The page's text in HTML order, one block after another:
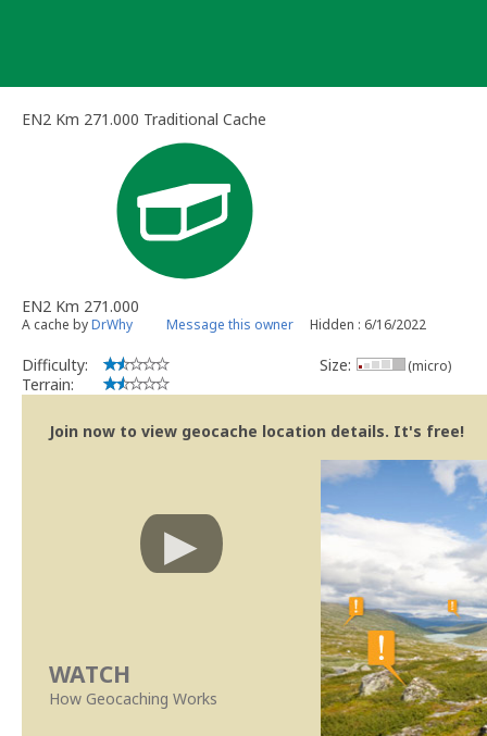
EN2 Km 271.000 Traditional Cache
EN2 Km 271.000
A cache byDrWhy Message this owner Hidden : 6/16/2022
Difficulty:
Terrain:
Size: (micro)
Join now to view geocache location details. It's free!
WATCH
How Geocaching Works